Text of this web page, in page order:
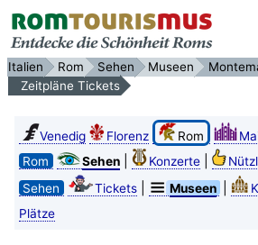
Italien Rom Sehen Museen
Zeitpläne Tickets
Venedig Florenz Rom
Rom
Sehen| Konzerte|
Sehen
Tickets| Museen
Plätze